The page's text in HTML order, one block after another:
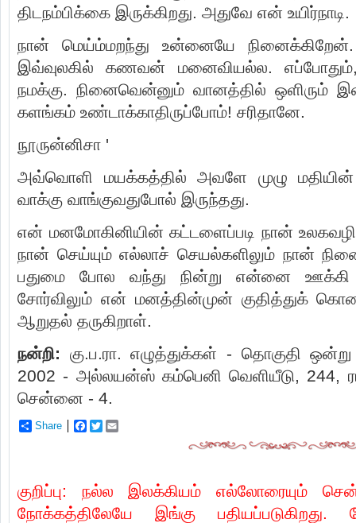
திடநம்பிக்கை இருக்கிறது. அதுவே என் உயிர்நாடி.
நான் மெய்ம்மறந்து உன்னையே
இவ்வுலகில் கணவன் மனைவியல்ல.
நமக்கு. நினைவென்னும் வானத்தில் ஒளிரும்
களங்கம் உண்டாக்காதிருப்போம்! சரிதானே.
நூருன்னிசா '
அவ்வொளி மயக்கத்தில் அவளே முழு மதியின்
வாக்கு வாங்குவதுபோல் இருந்தது.
என் மனமோகினியின் கட்டளைப்படி நான்
நான் செய்யும் எல்லாச் செயல்களிலும் நான்
பதுமை போல வந்து நின்று என்னை
சோர்விலும் என் மனத்தின்முன் குதித்துக்
ஆறுதல் தருகிறாள்.
நன்றி: கு.ப.ரா. எழுத்துக்கள் - தொகுதி
2002 - அல்லயன்ஸ் கம்பெனி வெளியீடு, 244,
சென்னை - 4.
Share
F
o
o
k
T
e
குறிப்பு: நல்ல இலக்கியம் எல்லோரையும்
நோக்கத்திலேயே இங்கு